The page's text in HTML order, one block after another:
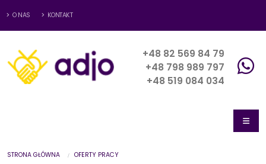
O NAS KONTAKT
+48 82 569 84 79
+48 798 989 797
+48 519 084 034
STRONA GŁÓWNA
OFERTY PRACY